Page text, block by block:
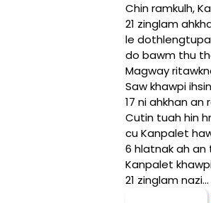
Chin ramkulh,
21 zinglam
le
do bawm thu
Magway
Saw khawpi
17 ni ahkhan an
Cutin tuah hin
cu Kanpalet
6 hlatnak ah an
Kanpalet
21 zinglam nazi…